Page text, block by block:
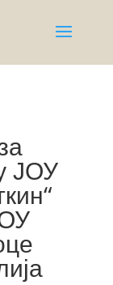
ЈОУ